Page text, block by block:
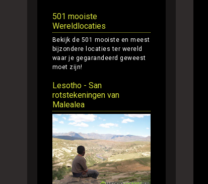
501 mooiste
Wereldlocaties
Bekijk de 501 mooiste en meest
bijzondere locaties ter wereld
waar je gegarandeerd geweest
moet zijn!
Lesotho - San
rotstekeningen van
Malealea